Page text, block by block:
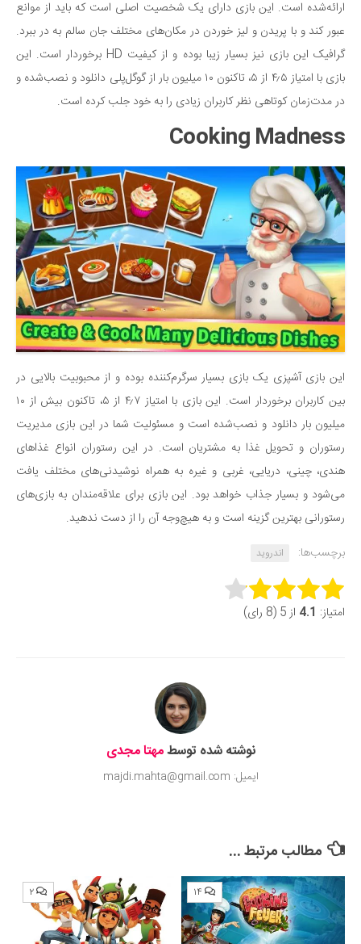
ارائه‌شده است. این بازی دارای یک شخصیت اصلی است که باید از موانع
عبور کند و با پریدن و لیز خوردن در مکان‌های مختلف جان سالم به در ببرد.
گرافیک این بازی نیز بسیار زیبا بوده و از کیفیت HD برخوردار است. این
بازی با امتیاز ۴٫۵ از ۵، تاکنون ۱۰ میلیون بار از گوگل‌پلی دانلود و نصب‌شده و
در مدت‌زمان کوتاهی نظر کاربران زیادی را به خود جلب کرده است.
Cooking Madness
این بازی آشپزی یک بازی بسیار سرگرم‌کننده بوده و از محبوبیت بالایی در
بین کاربران برخوردار است. این بازی با امتیاز ۴٫۷ از ۵، تاکنون بیش از ۱۰
میلیون بار دانلود و نصب‌شده است و مسئولیت شما در این بازی مدیریت
رستوران و تحویل غذا به مشتریان است. در این رستوران انواع غذاهای
هندی، چینی، دریایی، غربی و غیره به همراه نوشیدنی‌های مختلف یافت
می‌شود و بسیار جذاب خواهد بود. این بازی برای علاقه‌مندان به بازی‌های
رستورانی بهترین گزینه است و به هیچ‌وجه آن را از دست ندهید.
برچسب‌ها:
اندروید
Rate this item:
امتیاز: 4.1 از 5 (8 رای)
نوشته شده توسطمهتا مجدی
ایمیل: majdi.mahta@gmail.com
مطالب مرتبط ...
۱۴ ۲